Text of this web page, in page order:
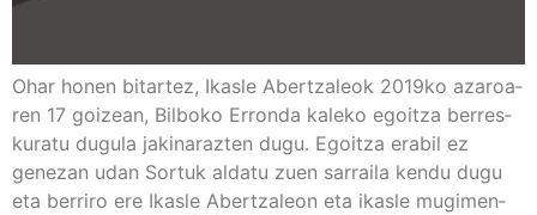
Ohar honen bitar­tez, Ikas­le Aber­tza­leok 2019ko aza­roa­
ren 17 goi­zean, Bil­bo­ko Erron­da kale­ko egoitza berres­
ku­ra­tu dugu­la jaki­na­raz­ten dugu. Egoitza era­bil ez
gene­zan udan Sor­tuk alda­tu zuen sarrai­la ken­du dugu
eta berri­ro ere Ikas­le Aber­tza­leon eta ikas­le mugi­men­